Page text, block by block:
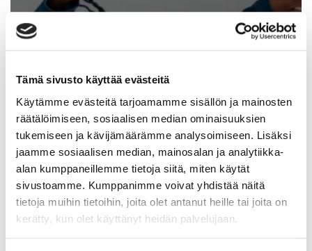
Tämä sivusto käyttää evästeitä
Käytämme evästeitä tarjoamamme sisällön ja mainosten
räätälöimiseen, sosiaalisen median ominaisuuksien
tukemiseen ja kävijämäärämme analysoimiseen. Lisäksi
jaamme sosiaalisen median, mainosalan ja analytiikka-
alan kumppaneillemme tietoja siitä, miten käytät
sivustoamme. Kumppanimme voivat yhdistää näitä
tietoja muihin tietoihin, joita olet antanut heille tai joita on
kerätty, kun olet käyttänyt heidän palvelujaan.
Syyskauden avajaisrieha
15.8.2026